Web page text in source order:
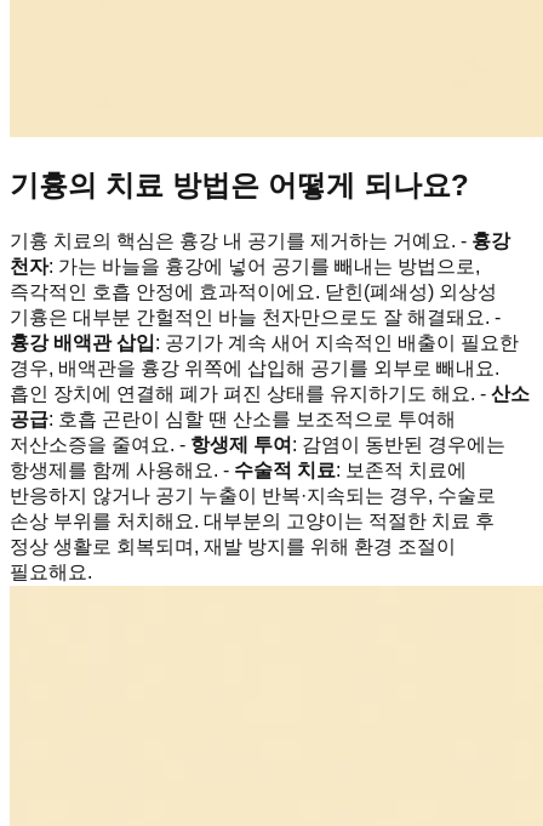
기흉의 치료 방법은 어떻게 되나요?
기흉 치료의 핵심은 흉강 내 공기를 제거하는 거예요. - 흉강
천자: 가는 바늘을 흉강에 넣어 공기를 빼내는 방법으로,
즉각적인 호흡 안정에 효과적이에요. 닫힌(폐쇄성) 외상성
기흉은 대부분 간헐적인 바늘 천자만으로도 잘 해결돼요. -
흉강 배액관 삽입: 공기가 계속 새어 지속적인 배출이 필요한
경우, 배액관을 흉강 위쪽에 삽입해 공기를 외부로 빼내요.
흡인 장치에 연결해 폐가 펴진 상태를 유지하기도 해요. - 산소
공급: 호흡 곤란이 심할 땐 산소를 보조적으로 투여해
저산소증을 줄여요. - 항생제 투여 : 감염이 동반된 경우에는
항생제를 함께 사용해요. - 수술적 치료: 보존적 치료에
반응하지 않거나 공기 누출이 반복·지속되는 경우, 수술로
손상 부위를 처치해요. 대부분의 고양이는 적절한 치료 후
정상 생활로 회복되며, 재발 방지를 위해 환경 조절이
필요해요.